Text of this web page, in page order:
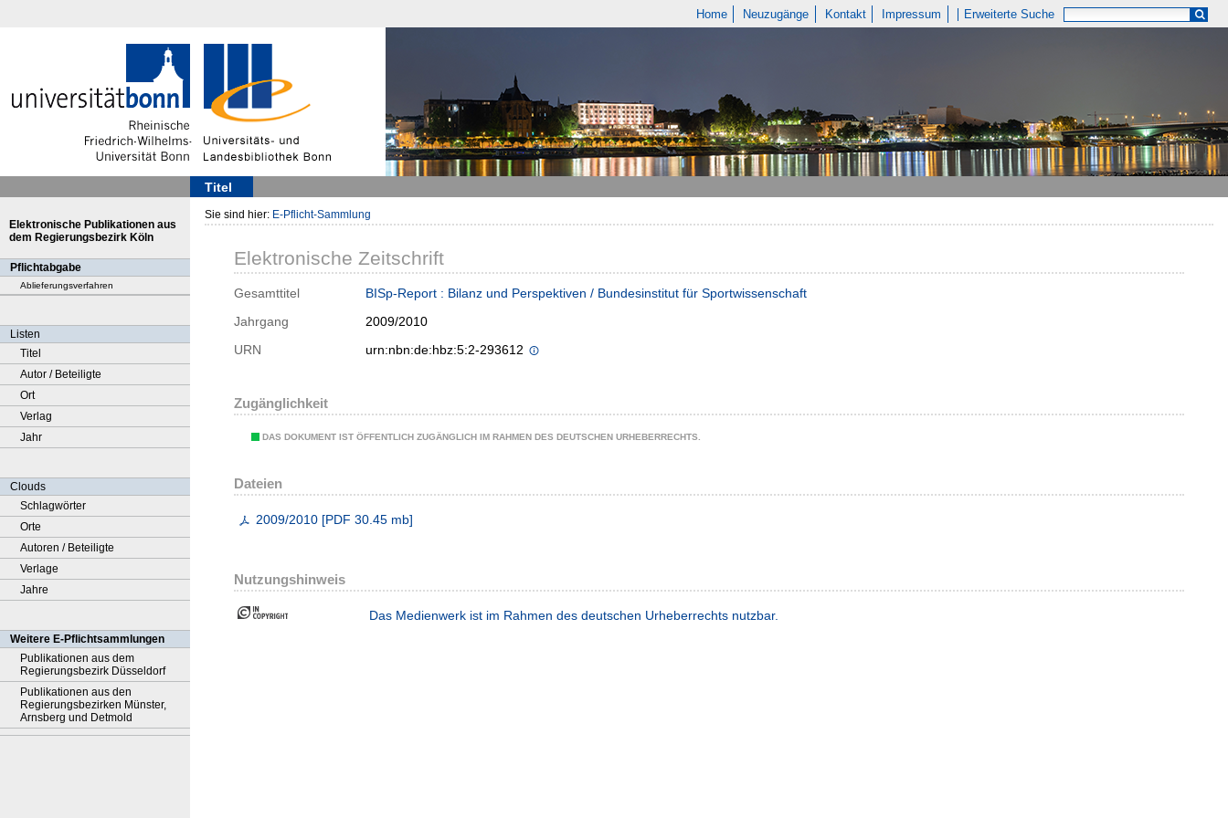
Home Neuzugänge Kontakt Impressum Erweiterte Suche
Titel
Elektronische Publikationen aus
dem Regierungsbezirk Köln
Pflichtabgabe
Ablieferungsverfahren
Listen
Titel
Autor / Beteiligte
Ort
Verlag
Jahr
Clouds
Schlagwörter
Orte
Autoren / Beteiligte
Verlage
Jahre
Weitere E-Pflichtsammlungen
Publikationen aus dem
Regierungsbezirk Düsseldorf
Publikationen aus den
Regierungsbezirken Münster,
Arnsberg und Detmold
Sie sind hier: E-Pflicht-Sammlung
Elektronische Zeitschrift
Gesamttitel
BISp-Report : Bilanz und Perspektiven / Bundesinstitut für Sportwissenschaft
Jahrgang
2009/2010
URN
urn:nbn:de:hbz:5:2-293612
Zugänglichkeit
DAS DOKUMENT IST ÖFFENTLICH ZUGÄNGLICH IM RAHMEN DES DEUTSCHEN URHEBERRECHTS.
Dateien
2009/2010 [PDF 30.45 mb]
Nutzungshinweis
Das Medienwerk ist im Rahmen des deutschen Urheberrechts nutzbar.